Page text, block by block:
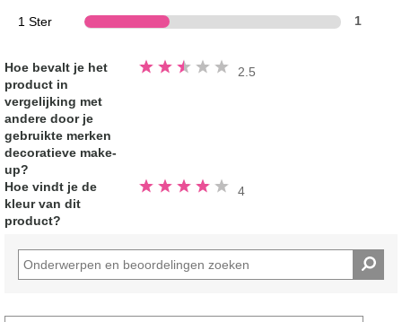
1 Ster 1
Hoe bevalt je het
product in
vergelijking met
andere door je
gebruikte merken
decoratieve make-
up?
2.5
Beoordeeld
2.5
Hoe vindt je de
kleur van dit
product?
4
Beoordeeld
4.0